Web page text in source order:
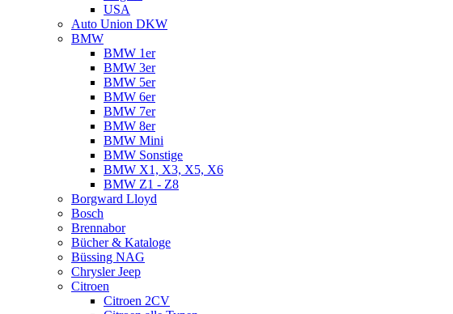
USA
Auto Union DKW
BMW
BMW 1er
BMW 3er
BMW 5er
BMW 6er
BMW 7er
BMW 8er
BMW Mini
BMW Sonstige
BMW X1, X3, X5, X6
BMW Z1 - Z8
Borgward Lloyd
Bosch
Brennabor
Bücher & Kataloge
Büssing NAG
Chrysler Jeep
Citroen
Citroen 2CV